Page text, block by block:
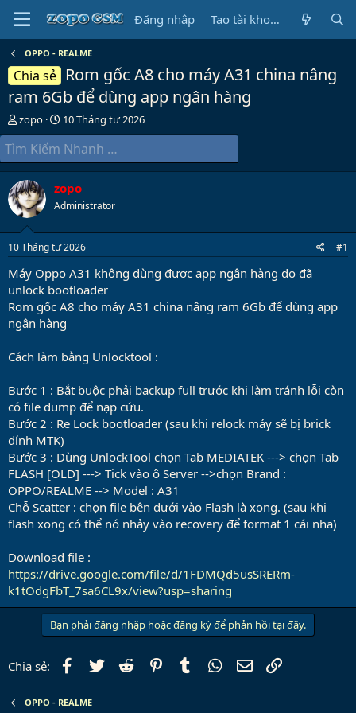
Đăng nhập Tạo tài khoản
OPPO - REALME
Chia sẻ
Rom gốc A8 cho máy A31 china nâng
ram 6Gb để dùng app ngân hàng
B
ắ
t
đ
ầ
u
zopo
N
g
à
y
b
ắ
t
ầ
u
10 Tháng tư 2026
zopo
Administrator
10 Tháng tư 2026 #1
Máy Oppo A31 không dùng đươc app ngân hàng do đã
unlock bootloader
Rom gốc A8 cho máy A31 china nâng ram 6Gb để dùng app
ngân hàng
Cách làm bằng Unlocktool :
Bước 1 : Bắt buộc phải backup full trước khi làm tránh lỗi còn
có file dump để nạp cứu.
Bước 2 : Re Lock bootloader (sau khi relock máy sẽ bị brick
dính MTK)
Bước 3 : Dùng UnlockTool chọn Tab MEDIATEK ---> chọn Tab
FLASH [OLD] ---> Tick vào ô Server -->chọn Brand :
OPPO/REALME --> Model : A31
Chỗ Scatter : chọn file bên dưới vào Flash là xong. (sau khi
flash xong có thể nó nhảy vào recovery để format 1 cái nha)
Download file :
https://drive.google.com/file/d/1FDMQd5usSRERm-
k1tOdgFbT_7sa6CL9x/view?usp=sharing
Bạn phải đăng nhập hoặc đăng ký để phản hồi tại đây.
Chia sẻ: Facebook
Twitter Reddit PinterestTumblr WhatsApp
Email
OPPO - REALME